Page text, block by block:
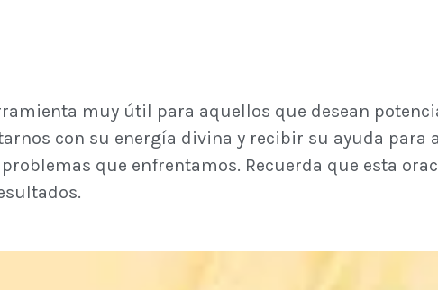
muy útil para aquellos que desean
con su energía divina y recibir su ayuda para
que enfrentamos. Recuerda que esta